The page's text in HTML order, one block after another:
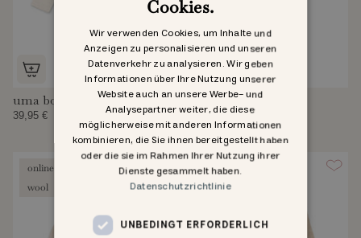
uma body
39,95 €
uma leggings
34,95 €
online exclusive
wool
online exclusive
wool
Cookies.
Wir verwenden Cookies, um Inhalte und
Anzeigen zu personalisieren und unseren
Datenverkehr zu analysieren. Wir geben
Informationen über Ihre Nutzung unserer
Website auch an unsere Werbe- und
Analysepartner weiter, die diese
möglicherweise mit anderen Informationen
kombinieren, die Sie ihnen bereitgestellt haben
oder die sie im Rahmen Ihrer Nutzung ihrer
Dienste gesammelt haben.
Datenschutzrichtlinie
UNBEDINGT ERFORDERLICH